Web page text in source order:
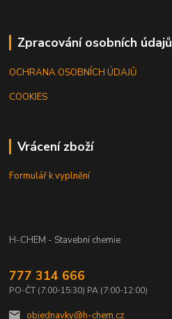
Zpracování osobních údajů
OCHRANA OSOBNÍCH ÚDAJŮ
COOKIES
Vrácení zboží
Formulář k vyplnění
H-CHEM - Stavební chemie
777 314 666
PO-ČT (7:00-15:30) PA (7:00-12:00)
objednavky@h-chem.cz